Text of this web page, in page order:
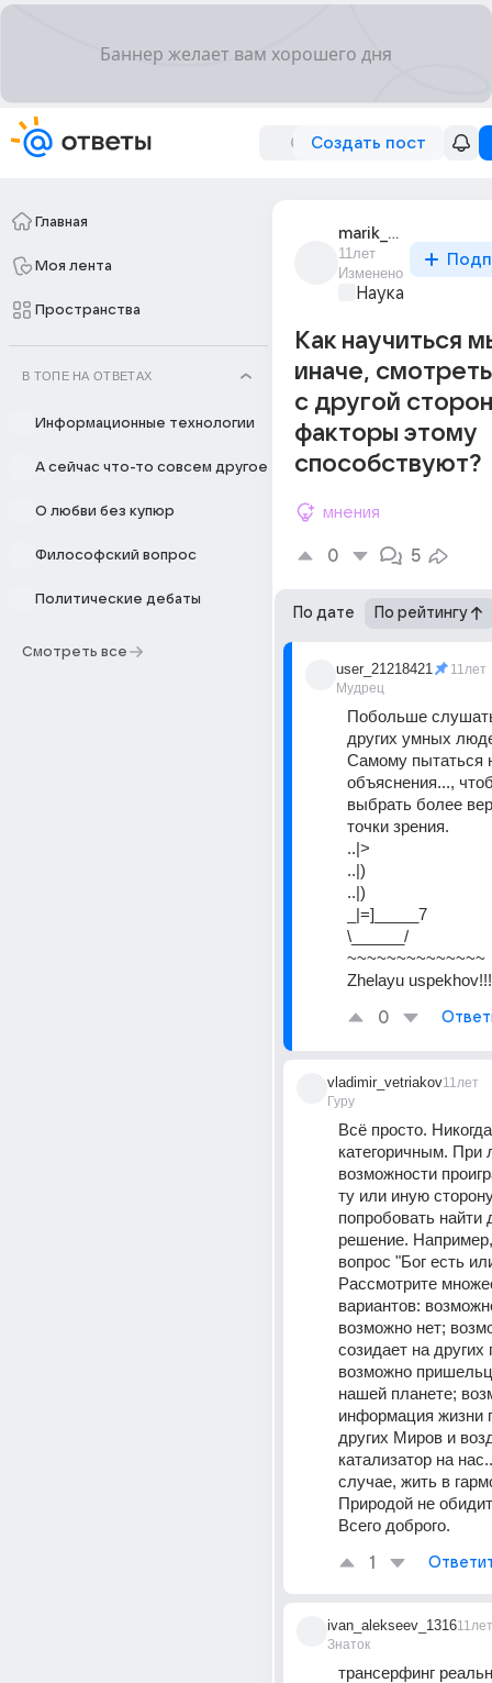
Создать пост
Главная
Моя лента
Пространства
В ТОПЕ НА ОТВЕТАХ
Информационные технологии
А сейчас что-то совсем другое
О любви без купюр
Философский вопрос
Политические дебаты
Смотреть все
marik_whisper_1
11лет
Изменено
Наука
Как научиться
иначе,
с другой
факторы этому
способствуют?
мнения
0 5
По дате По рейтингу
user_21218421
Мудрец
11лет
Побольше
других умных
Самому пытаться
объяснения...,
выбрать более
точки зрения.
..|>
..|)
..|)
_|=]_____7
\______/
~~~~~~~~~~~~~~
Zhelayu uspekhov!!!
0
vladimir_vetriakov
Гуру
11лет
Всё просто.
категоричным. При
возможности
ту или иную
попробовать найти
решение.
вопрос "Бог есть
Рассмотрите
вариантов:
возможно нет;
созидает на других
возможно
нашей планете;
информация жизни
других Миров и
катализатор на
случае, жить в
Природой не
Всего доброго.
1
ivan_alekseev_1316
Знаток
11лет
трансерфинг